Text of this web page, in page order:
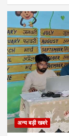
अन्य बड़ी खबरे